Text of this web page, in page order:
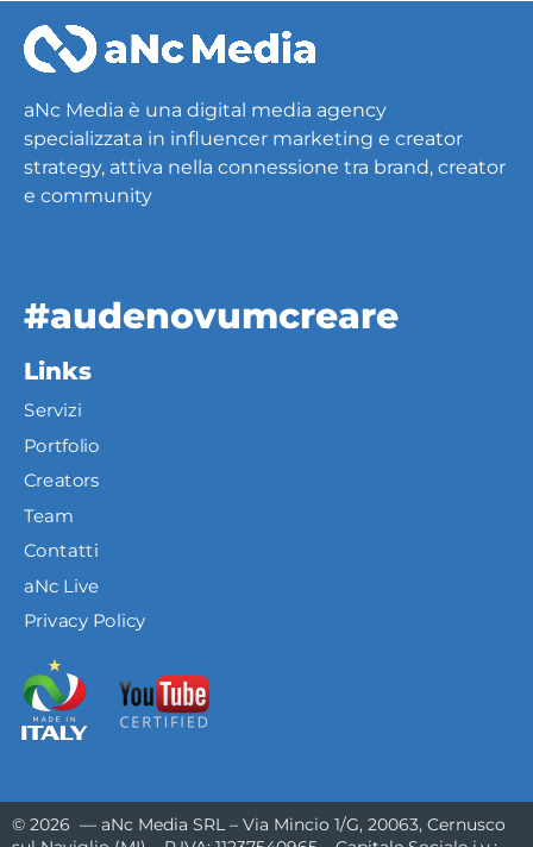
aNc Media è una digital media agency
specializzata in influencer marketing e creator
strategy, attiva nella connessione tra brand, creator
e community
#audenovumcreare
Links
Servizi
Portfolio
Creators
Team
Contatti
aNc Live
Privacy Policy
© 2026 — aNc Media SRL – Via Mincio 1/G, 20063, Cernusco